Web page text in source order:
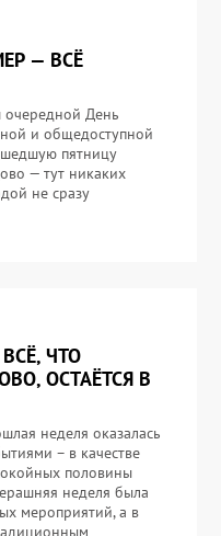
— ВСЁ
очередной День
и общедоступной
пятницу
— тут никаких
не сразу
ЧТО
ОСТАЁТСЯ В
неделя оказалась
– в качестве
половины
неделя была
мероприятий, а в